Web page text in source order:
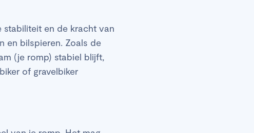
stabiliteit en de kracht van
en bilspieren. Zoals de
(je romp) stabiel blijft,
of gravelbiker